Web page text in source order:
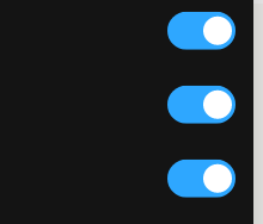
bekende logo van het merk
Dit is een basisstuk dat